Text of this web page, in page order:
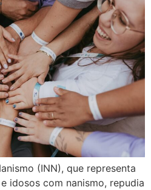
(INN), que representa
idosos com nanismo, repudia